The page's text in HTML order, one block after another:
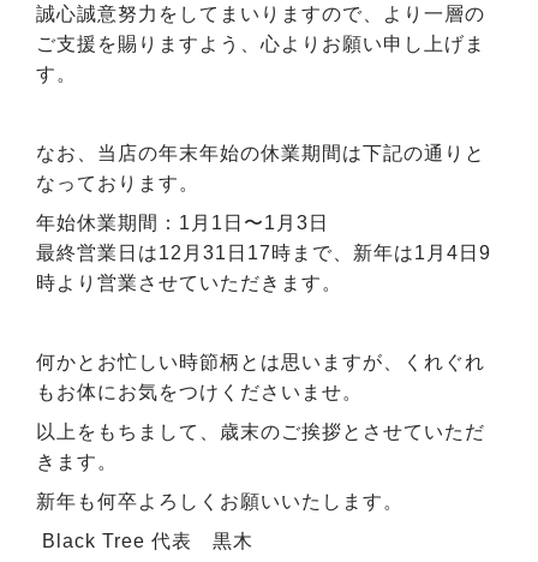
誠心誠意努力をしてまいりますので、より一層の
ご支援を賜りますよう、心よりお願い申し上げま
す。
なお、当店の年末年始の休業期間は下記の通りと
なっております。
年始休業期間：1月1日〜1月3日
最終営業日は12月31日17時まで、新年は1月4日9
時より営業させていただきます。
何かとお忙しい時節柄とは思いますが、くれぐれ
もお体にお気をつけくださいませ。
以上をもちまして、歳末のご挨拶とさせていただ
きます。
新年も何卒よろしくお願いいたします。
Black Tree 代表 黒木